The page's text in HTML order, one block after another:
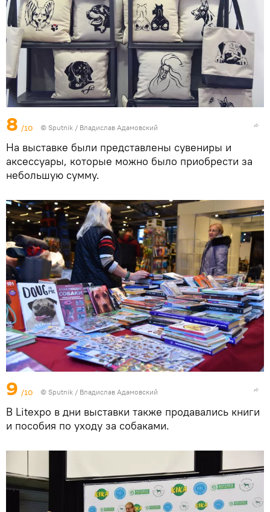
8 /10 © Sputnik / Владислав Адамовский
На выставке были представлены сувениры и
аксессуары, которые можно было приобрести за
небольшую сумму.
9 /10 © Sputnik / Владислав Адамовский
В Litexpo в дни выставки также продавались книги
и пособия по уходу за собаками.